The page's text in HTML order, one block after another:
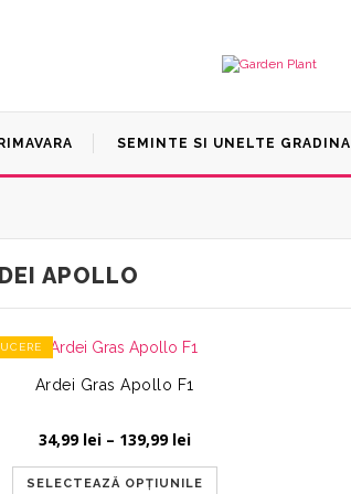
SEMINTE SI UNELTE GRADINA
APOLLO
Ardei Gras Apollo F1
34,99 lei – 139,99 leiInterval
prețuri:
SELECTEAZĂ OPȚIUNILE